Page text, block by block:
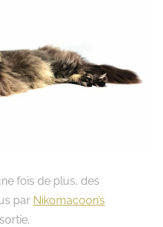
fois de plus, des
par Nikomacoon’s